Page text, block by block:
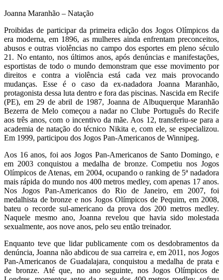
Joanna Maranhão – Natação
Proibidas de participar da primeira edição dos Jogos Olímpicos da
era moderna, em 1896, as mulheres ainda enfrentam preconceitos,
abusos e outras violências no campo dos esportes em pleno século
21. No entanto, nos últimos anos, após denúncias e manifestações,
esportistas de todo o mundo demonstram que esse movimento por
direitos e contra a violência está cada vez mais provocando
mudanças. Esse é o caso da ex-nadadora Joanna Maranhão,
protagonista dessa luta dentro e fora das piscinas. Nascida em Recife
(PE), em 29 de abril de 1987, Joanna de Albuquerque Maranhão
Bezerra de Melo começou a nadar no Clube Português do Recife
aos três anos, com o incentivo da mãe. Aos 12, transferiu-se para a
academia de natação do técnico Nikita e, com ele, se especializou.
Em 1999, participou dos Jogos Pan-Americanos de Winnipeg.
Aos 16 anos, foi aos Jogos Pan-Americanos de Santo Domingo, e
em 2003 conquistou a medalha de bronze. Competiu nos Jogos
Olímpicos de Atenas, em 2004, ocupando o ranking de 5ª nadadora
mais rápida do mundo nos 400 metros medley, com apenas 17 anos.
Nos Jogos Pan-Americanos do Rio de Janeiro, em 2007, foi
medalhista de bronze e nos Jogos Olímpicos de Pequim, em 2008,
bateu o recorde sul-americano da prova dos 200 metros medley.
Naquele mesmo ano, Joanna revelou que havia sido molestada
sexualmente, aos nove anos, pelo seu então treinador.
Enquanto teve que lidar publicamente com os desdobramentos da
denúncia, Joanna não abdicou de sua carreira e, em 2011, nos Jogos
Pan-Americanos de Guadalajara, conquistou a medalha de prata e
de bronze. Até que, no ano seguinte, nos Jogos Olímpicos de